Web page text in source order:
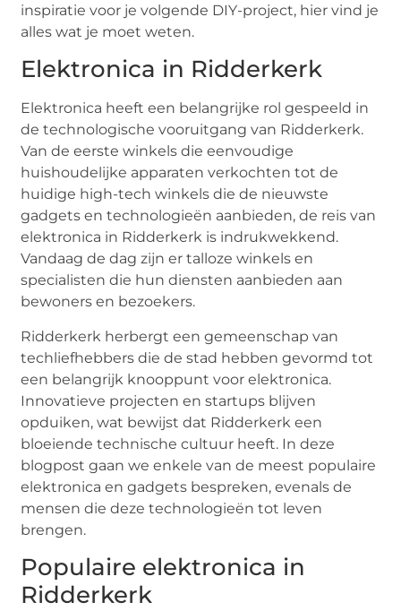
inspiratie voor je volgende DIY-project, hier vind je
alles wat je moet weten.
Elektronica in Ridderkerk
Elektronica heeft een belangrijke rol gespeeld in
de technologische vooruitgang van Ridderkerk.
Van de eerste winkels die eenvoudige
huishoudelijke apparaten verkochten tot de
huidige high-tech winkels die de nieuwste
gadgets en technologieën aanbieden, de reis van
elektronica in Ridderkerk is indrukwekkend.
Vandaag de dag zijn er talloze winkels en
specialisten die hun diensten aanbieden aan
bewoners en bezoekers.
Ridderkerk herbergt een gemeenschap van
techliefhebbers die de stad hebben gevormd tot
een belangrijk knooppunt voor elektronica.
Innovatieve projecten en startups blijven
opduiken, wat bewijst dat Ridderkerk een
bloeiende technische cultuur heeft. In deze
blogpost gaan we enkele van de meest populaire
elektronica en gadgets bespreken, evenals de
mensen die deze technologieën tot leven
brengen.
Populaire elektronica in
Ridderkerk